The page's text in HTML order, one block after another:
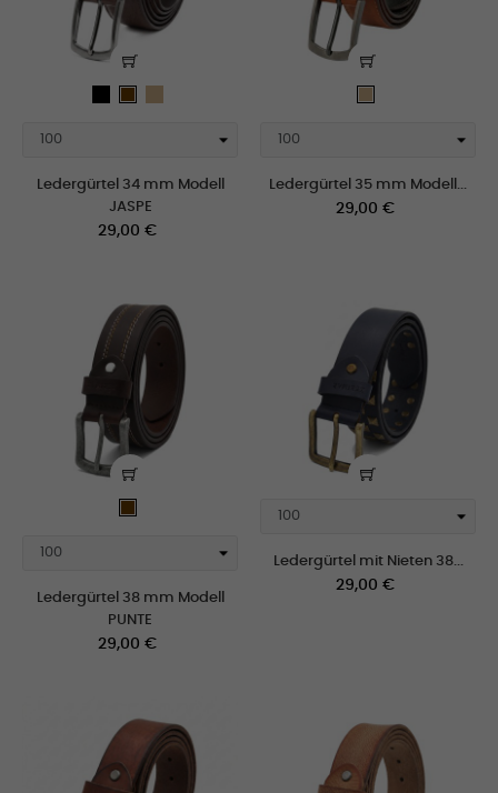
Ledergürtel 34 mm Modell
JASPE
Preis
29,00 €
Ledergürtel 35 mm Modell...
Preis
29,00 €
Ledergürtel 38 mm Modell
PUNTE
Preis
29,00 €
Ledergürtel mit Nieten 38...
Preis
29,00 €